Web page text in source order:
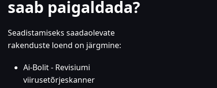
saab paigaldada?
Seadistamiseks saadaolevate
rakenduste loend on järgmine:
Ai-Bolit - Revisiumi
viirusetõrjeskanner